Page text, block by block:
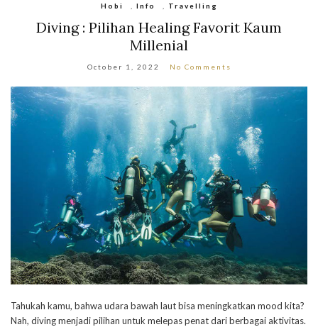
Hobi Info Travelling
Diving : Pilihan Healing Favorit Kaum
Millenial
October 1, 2022 No Comments
Tahukah kamu, bahwa udara bawah laut bisa meningkatkan mood kita?
Nah, diving menjadi pilihan untuk melepas penat dari berbagai aktivitas.